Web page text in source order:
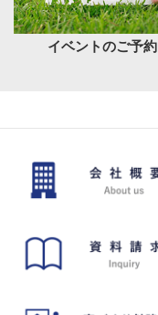
イベントのご予約